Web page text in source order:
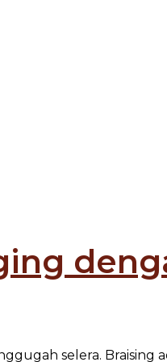
selera. Braising